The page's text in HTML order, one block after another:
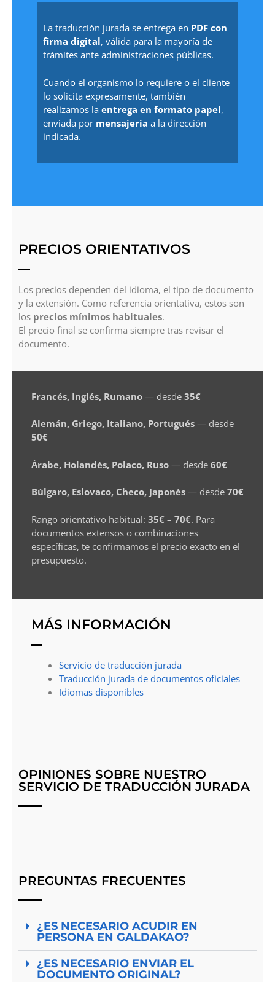
La traducción jurada se entrega en PDF con
firma digital, válida para la mayoría de
trámites ante administraciones públicas.
Cuando el organismo lo requiere o el cliente
lo solicita expresamente, también
realizamos la entrega en formato papel,
enviada por mensajería a la dirección
indicada.
PRECIOS ORIENTATIVOS
Los precios dependen del idioma, el tipo de documento
y la extensión. Como referencia orientativa, estos son
los precios mínimos habituales.
El precio final se confirma siempre tras revisar el
documento.
Francés, Inglés, Rumano — desde 35€
Alemán, Griego, Italiano, Portugués — desde
50€
Árabe, Holandés, Polaco, Ruso — desde 60€
Búlgaro, Eslovaco, Checo, Japonés — desde 70€
Rango orientativo habitual: 35€ – 70€. Para
documentos extensos o combinaciones
específicas, te confirmamos el precio exacto en el
presupuesto.
MÁS INFORMACIÓN
Servicio de traducción jurada
Traducción jurada de documentos oficiales
Idiomas disponibles
OPINIONES SOBRE NUESTRO
SERVICIO DE TRADUCCIÓN JURADA
PREGUNTAS FRECUENTES
¿ES NECESARIO ACUDIR EN
PERSONA EN GALDAKAO?
¿ES NECESARIO ENVIAR EL
DOCUMENTO ORIGINAL?